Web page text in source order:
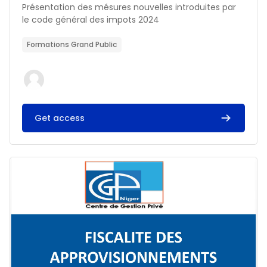
Résumé du cours :
Présentation des mésures nouvelles introduites par
le code général des impots 2024
Formations Grand Public
Get access
Image du cours FISCALITE DES APPROVISIONNEMENTS